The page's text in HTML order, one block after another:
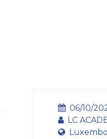
06/10/
LC